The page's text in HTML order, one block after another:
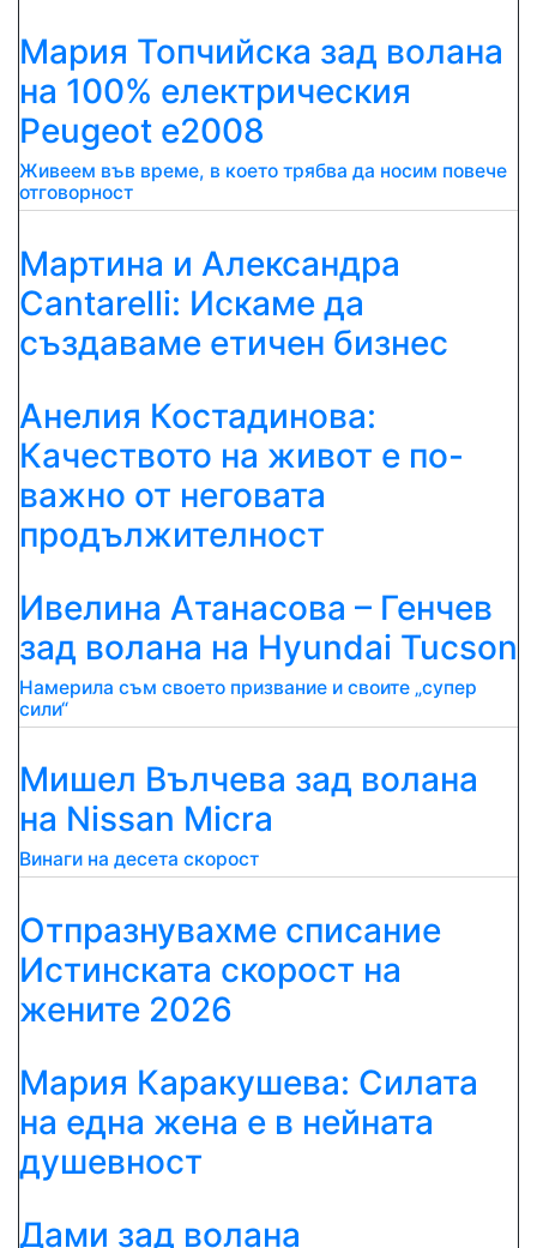
Мария Топчийска зад волана
на 100% електрическия
Peugeot e2008
Живеем във време, в което трябва да носим повече
отговорност
Мартина и Александра
Cantarelli: Искаме да
създаваме етичен бизнес
Анелия Костадинова:
Качеството на живот е по-
важно от неговата
продължителност
Ивелина Атанасова – Генчев
зад волана на Hyundai Tucson
Намерила съм своето призвание и своите „супер
сили“
Мишел Вълчева зад волана
на Nissan Micra
Винаги на десета скорост
Отпразнувахме списание
Истинската скорост на
жените 2026
Мария Каракушева: Силата
на една жена е в нейната
душевност
Дами зад волана